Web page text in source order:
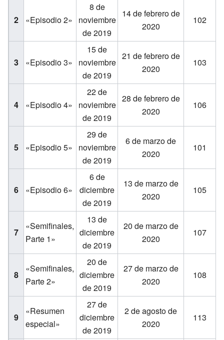
2 «Episodio 2»
8 de
noviembre
de 2019
14 de febrero de
2020
102
3 «Episodio 3»
15 de
noviembre
de 2019
21 de febrero de
2020
103
4 «Episodio 4»
22 de
noviembre
de 2019
28 de febrero de
2020
106
5 «Episodio 5»
29 de
noviembre
de 2019
6 de marzo de
2020
101
6 «Episodio 6»
6 de
diciembre
de 2019
13 de marzo de
2020
105
7
«Semifinales,
Parte 1»
13 de
diciembre
de 2019
20 de marzo de
2020
107
8
«Semifinales,
Parte 2»
20 de
diciembre
de 2019
27 de marzo de
2020
108
9
«Resumen
especial»
27 de
diciembre
de 2019
2 de agosto de
2020
113